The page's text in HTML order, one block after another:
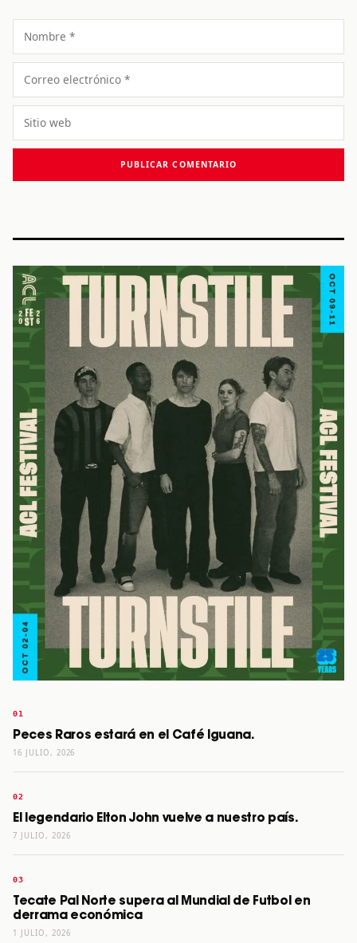
Nombre
Correo
electrónico
Sitio
web
Peces Raros estará en el Café Iguana.
16 JULIO, 2026
El legendario Elton John vuelve a nuestro país.
7 JULIO, 2026
Tecate Pal Norte supera al Mundial de Futbol en
derrama económica
1 JULIO, 2026